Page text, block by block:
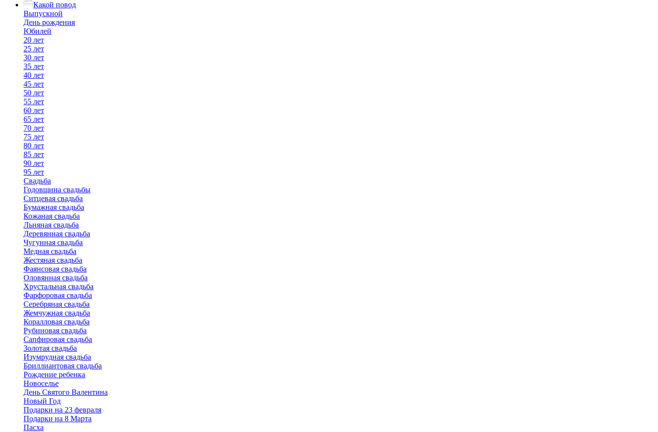
Какой повод
Выпускной
День рождения
Юбилей
20 лет
25 лет
30 лет
35 лет
40 лет
45 лет
50 лет
55 лет
60 лет
65 лет
70 лет
75 лет
80 лет
85 лет
90 лет
95 лет
Свадьба
Годовщина свадьбы
Ситцевая свадьба
Бумажная свадьба
Кожаная свадьба
Льняная свадьба
Деревянная свадьба
Чугунная свадьба
Медная свадьба
Жестяная свадьба
Фаянсовая свадьба
Оловянная свадьба
Хрустальная свадьба
Фарфоровая свадьба
Серебряная свадьба
Жемчужная свадьба
Коралловая свадьба
Рубиновая свадьба
Сапфировая свадьба
Золотая свадьба
Изумрудная свадьба
Бриллиантовая свадьба
Рождение ребенка
Новоселье
День Святого Валентина
Новый Год
Подарки на 23 февраля
Подарки на 8 Марта
Пасха